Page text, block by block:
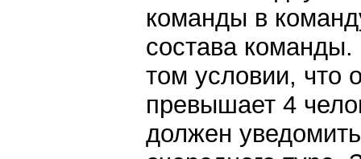
команды в
состава команды.
том условии, что
превышает 4
должен